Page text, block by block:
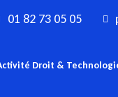
01 82 73 05 05
Droit &